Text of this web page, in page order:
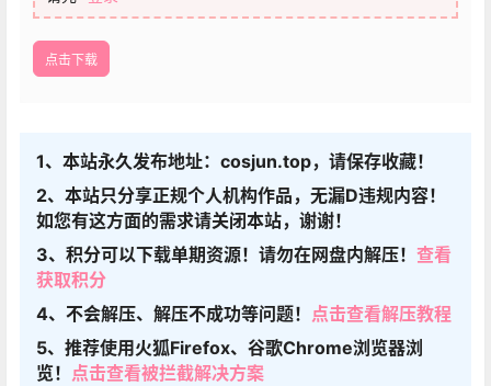
点击下载
1、本站永久发布地址：cosjun.top，请保存收藏！
2、本站只分享正规个人机构作品，无漏D违规内容！
如您有这方面的需求请关闭本站，谢谢！
3、积分可以下载单期资源！请勿在网盘内解压！ 查看
获取积分
4、不会解压、解压不成功等问题！ 点击查看解压教程
5、推荐使用火狐Firefox、谷歌Chrome浏览器浏
览！ 点击查看被拦截解决方案